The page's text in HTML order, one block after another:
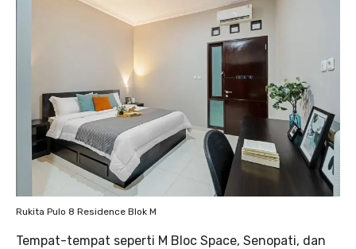
Rukita Pulo 8 Residence Blok M
Tempat-tempat seperti M Bloc Space, Senopati, dan